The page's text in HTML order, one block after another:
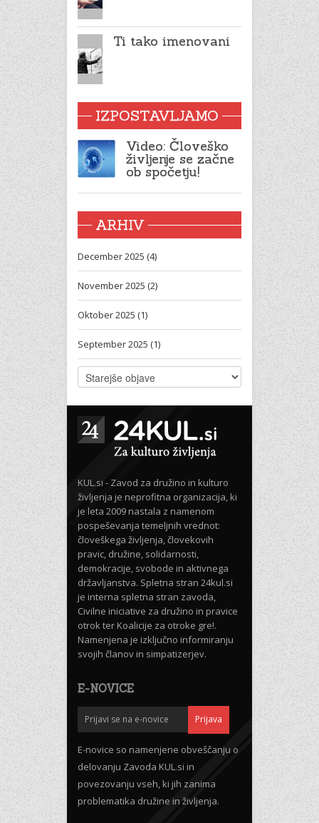
Ti tako imenovani
IZPOSTAVLJAMO
Video: Človeško
življenje se začne
ob spočetju!
ARHIV
December 2025 (4)
November 2025 (2)
Oktober 2025 (1)
September 2025 (1)
KUL.si - Zavod za družino in kulturo
življenja je neprofitna organizacija, ki
je leta 2009 nastala z namenom
pospeševanja temeljnih vrednot:
človeškega življenja, človekovih
pravic, družine, solidarnosti,
demokracije, svobode in aktivnega
državljanstva. Spletna stran 24kul.si
je interna spletna stran zavoda,
Civilne iniciative za družino in pravice
otrok ter Koalicije za otroke gre!.
Namenjena je izključno informiranju
svojih članov in simpatizerjev.
E-NOVICE
E-novice so namenjene obveščanju o
delovanju Zavoda KUL.si in
povezovanju vseh, ki jih zanima
problematika družine in življenja.